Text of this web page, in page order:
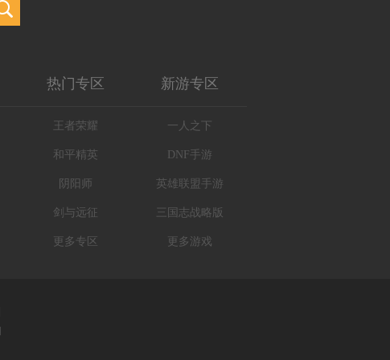
热门专区
王者荣耀
和平精英
阴阳师
剑与远征
更多专区
新游专区
一人之下
DNF手游
英雄联盟手游
三国志战略版
更多游戏